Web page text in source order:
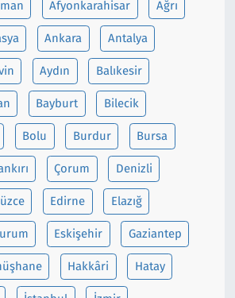
Afyonkarahisar Ağrı
Ankara Antalya
Aydın Balıkesir
Bayburt Bilecik
Bolu Burdur Bursa
Çorum Denizli
Edirne Elazığ
Eskişehir Gaziantep
Hakkâri Hatay